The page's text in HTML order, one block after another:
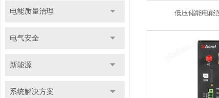
电能质量治理
电气安全
新能源
系统解决方案
低压储能电能